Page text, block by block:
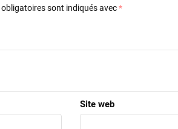
sont indiqués avec*
Site web